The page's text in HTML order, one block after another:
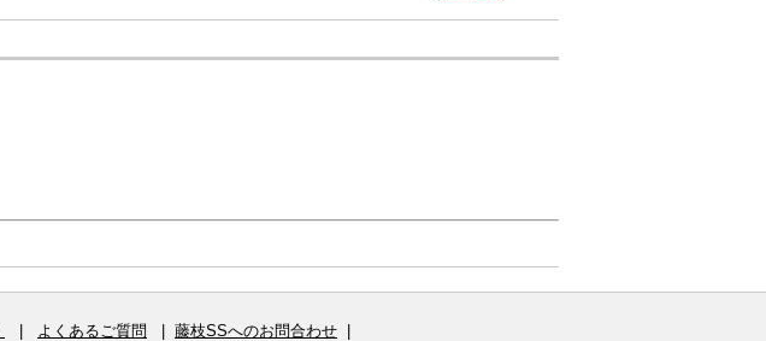
よくあるご質問 藤枝SSへのお問合わせ